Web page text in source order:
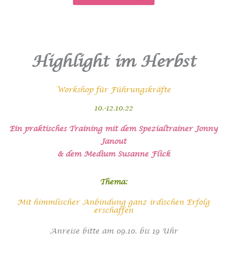
Highlight im Herbst
Workshop für Führungskräfte
10.-12.10.22
Ein praktisches Training mit dem Spezialtrainer Jonny
Janout
& dem Medium Susanne Flick
Thema:
Mit himmlischer Anbindung ganz irdischen Erfolg
erschaffen
Anreise bitte am 09.10. bis 19 Uhr